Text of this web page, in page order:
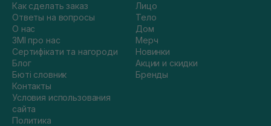
Как сделать заказ
Ответы на вопросы
О нас
ЗМІ про нас
Сертифікати та нагороди
Блог
Бюті словник
Контакты
Условия использования
сайта
Политика
Лицо
Тело
Дом
Мерч
Новинки
Акции и скидки
Бренды